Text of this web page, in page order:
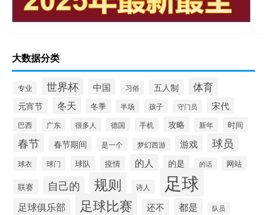
大数据分类
专业 世界杯 中国 习俗 五人制 体育
元宵节 冬天 冬季 半场 孩子 守门员 宋代
巴西 广东 很多人 德国 手机 攻略 新年 时间
春节 春节期间 是一个 梦幻西游 游戏 球员
球衣 球门 球队 疫情 的人 的是 的话 网站
联赛 自己的 规则 诗人 足球
足球俱乐部 足球比赛 还不 都是 队员